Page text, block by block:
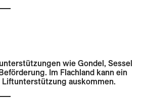
wie Gondel, Sessel
Im Flachland kann ein
Liftunterstützung auskommen.